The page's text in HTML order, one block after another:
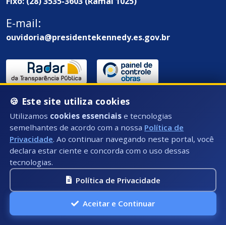
E-mail:
ouvidoria@presidentekennedy.es.gov.br
Endereço / Ouvidoria:
Rua Átila Vivaqua, Nº 79 - Centro, Presidente
Kennedy - ES, CEP: 29350-000
🍪 Este site utiliza cookies
Utilizamos cookies essenciais e tecnologias
semelhantes de acordo com a nossa Política de
Privacidade. Ao continuar navegando neste portal, você
declara estar ciente e concorda com o uso dessas
tecnologias.
Política de Privacidade
Aceitar e Continuar